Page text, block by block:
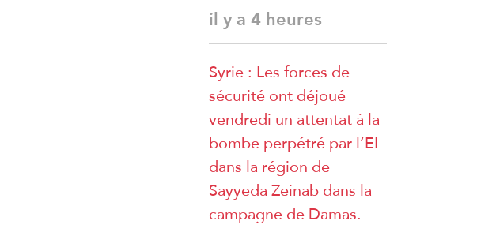
il y a 4 heures
Syrie : Les forces de
sécurité ont déjoué
vendredi un attentat à la
bombe perpétré par l’EI
dans la région de
Sayyeda Zeinab dans la
campagne de Damas.